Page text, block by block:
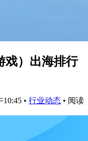
戏）出海排行
10:45 • 行业动态 • 阅读